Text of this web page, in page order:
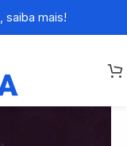
saiba mais!